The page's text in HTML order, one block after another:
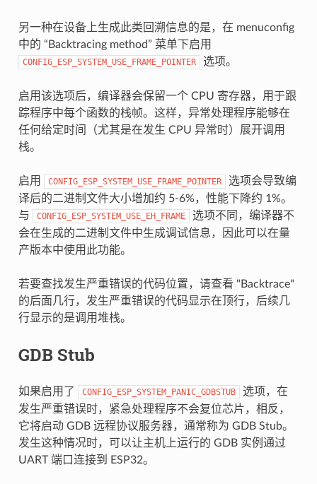
另一种在设备上生成此类回溯信息的是，在 menuconfig
中的 “Backtracing method” 菜单下启用
CONFIG_ESP_SYSTEM_USE_FRAME_POINTER 选项。
启用该选项后，编译器会保留一个 CPU 寄存器，用于跟
踪程序中每个函数的栈帧。这样，异常处理程序能够在
任何给定时间（尤其是在发生 CPU 异常时）展开调用
栈。
启用 CONFIG_ESP_SYSTEM_USE_FRAME_POINTER
选项会导致编
译后的二进制文件大小增加约 5-6%，性能下降约 1%。
与
CONFIG_ESP_SYSTEM_USE_EH_FRAME
选项不同，编译器不
会在生成的二进制文件中生成调试信息，因此可以在量
产版本中使用此功能。
若要查找发生严重错误的代码位置，请查看 "Backtrace"
的后面几行，发生严重错误的代码显示在顶行，后续几
行显示的是调用堆栈。
GDB Stub
如果启用了 CONFIG_ESP_SYSTEM_PANIC_GDBSTUB
选项，在
发生严重错误时，紧急处理程序不会复位芯片，相反，
它将启动 GDB 远程协议服务器，通常称为 GDB Stub。
发生这种情况时，可以让主机上运行的 GDB 实例通过
UART 端口连接到 ESP32。